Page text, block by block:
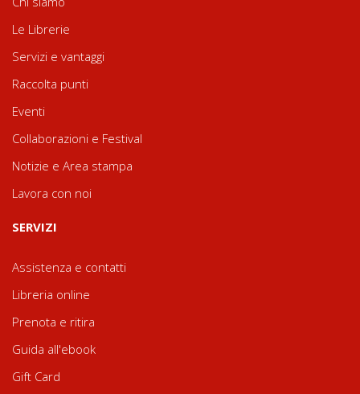
Le Librerie
Servizi e vantaggi
Raccolta punti
Eventi
Collaborazioni e Festival
Notizie e Area stampa
Lavora con noi
SERVIZI
Assistenza e contatti
Libreria online
Prenota e ritira
Guida all'ebook
Gift Card